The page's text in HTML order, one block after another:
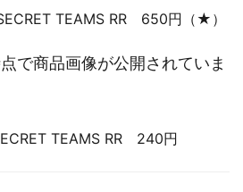
TEAMS RR 650円（★）
で商品画像が公開されていま
TEAMS RR 240円